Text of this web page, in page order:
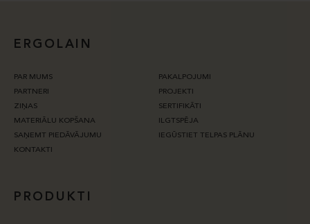
ERGOLAIN
PAR MUMS
PAKALPOJUMI
PARTNERI
PROJEKTI
ZIŅAS
SERTIFIKĀTI
MATERIĀLU KOPŠANA
ILGTSPĒJA
SAŅEMT PIEDĀVĀJUMU
IEGŪSTIET TELPAS PLĀNU
KONTAKTI
PRODUKTI